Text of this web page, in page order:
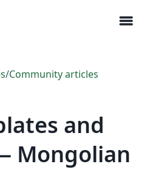
menu
/Community articles
and
Mongolian